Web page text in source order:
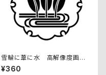
雪輪に葦に水 高解像度画像
セット
¥360